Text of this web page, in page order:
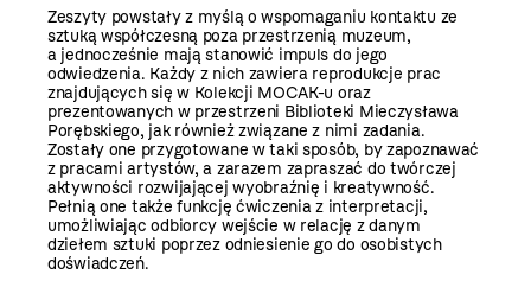
Zeszyty powstały z myślą o wspomaganiu kontaktu ze
sztuką współczesną poza przestrzenią muzeum,
a jednocześnie mają stanowić impuls do jego
odwiedzenia. Każdy z nich zawiera reprodukcje prac
znajdujących się w Kolekcji MOCAK-u oraz
prezentowanych w przestrzeni Biblioteki Mieczysława
Porębskiego, jak również związane z nimi zadania.
Zostały one przygotowane w taki sposób, by zapoznawać
z pracami artystów, a zarazem zapraszać do twórczej
aktywności rozwijającej wyobraźnię i kreatywność.
Pełnią one także funkcję ćwiczenia z interpretacji,
umożliwiając odbiorcy wejście w relację z danym
dziełem sztuki poprzez odniesienie go do osobistych
doświadczeń.